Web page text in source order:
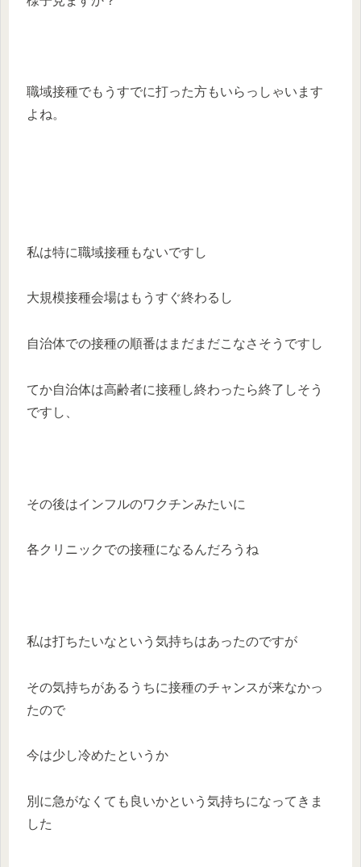
職域接種でもうすでに打った方もいらっしゃいます
よね。
私は特に職域接種もないですし
大規模接種会場はもうすぐ終わるし
自治体での接種の順番はまだまだこなさそうですし
てか自治体は高齢者に接種し終わったら終了しそう
ですし、
その後はインフルのワクチンみたいに
各クリニックでの接種になるんだろうね
私は打ちたいなという気持ちはあったのですが
その気持ちがあるうちに接種のチャンスが来なかっ
たので
今は少し冷めたというか
別に急がなくても良いかという気持ちになってきま
した